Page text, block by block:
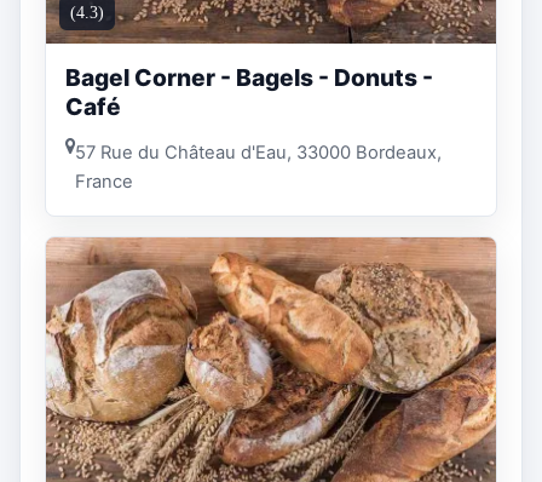
(4.3)
Bagel Corner - Bagels - Donuts -
Café
57 Rue du Château d'Eau, 33000 Bordeaux,
France